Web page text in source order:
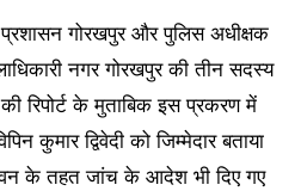
गोरखपुर और पुलिस अधीक्षक
नगर गोरखपुर की तीन सदस्य
रिपोर्ट के मुताबिक इस प्रकरण में
कुमार द्विवेदी को जिम्मेदार बताया
के तहत जांच के आदेश भी दिए गए